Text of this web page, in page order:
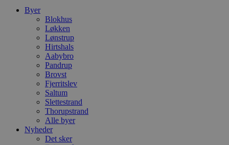
Byer
Blokhus
Løkken
Lønstrup
Hirtshals
Aabybro
Pandrup
Brovst
Fjerritslev
Saltum
Slettestrand
Thorupstrand
Alle byer
Nyheder
Det sker